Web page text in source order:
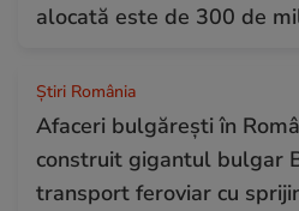
alocată este de 300 de
Știri România
Afaceri bulgărești în
construit gigantul bulgar
transport feroviar cu